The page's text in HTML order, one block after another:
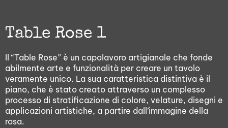
Table Rose 1
Il “Table Rose” è un capolavoro artigianale che fonde
abilmente arte e funzionalità per creare un tavolo
veramente unico. La sua caratteristica distintiva è il
piano, che è stato creato attraverso un complesso
processo di stratificazione di colore, velature, disegni e
applicazioni artistiche, a partire dall’immagine della
rosa.